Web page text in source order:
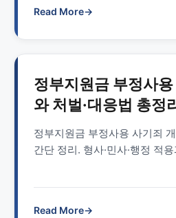
Read More→
정부지원금 부정사
와 처벌·대응법 총정
정부지원금 부정사용 사기죄
간단 정리. 형사·민사·행정 적
Read More→